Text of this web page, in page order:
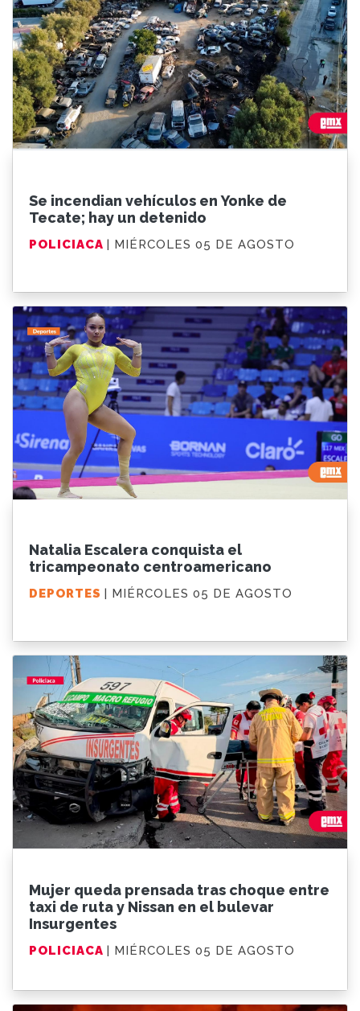
Se incendian vehículos en Yonke de
Tecate; hay un detenido
POLICIACA | MIÉRCOLES 05 DE AGOSTO
Natalia Escalera conquista el
tricampeonato centroamericano
DEPORTES | MIÉRCOLES 05 DE AGOSTO
Mujer queda prensada tras choque entre
taxi de ruta y Nissan en el bulevar
Insurgentes
POLICIACA | MIÉRCOLES 05 DE AGOSTO